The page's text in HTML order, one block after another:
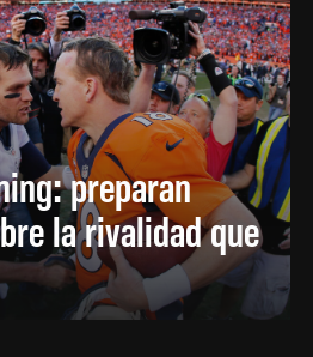
preparan
la rivalidad que